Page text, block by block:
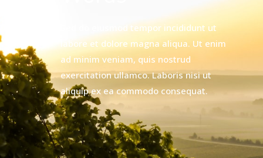
Sed do eiusmod tempor incididunt ut
labore et dolore magna aliqua. Ut enim
ad minim veniam, quis nostrud
exercitation ullamco. Laboris nisi ut
aliquip ex ea commodo consequat.